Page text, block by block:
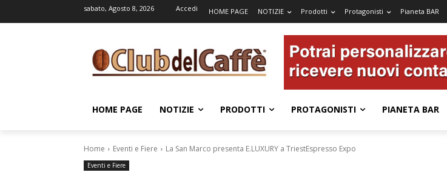
sabato, Agosto 8, 2026 Accedi HOME PAGE NOTIZIE Prodotti Protagonisti Pianeta BAR
HOME PAGE NOTIZIE PRODOTTI PROTAGONISTI PIANETA BAR
Home Eventi e Fiere La San Marco presenta E.LUXURY a TriestEspresso Expo
Eventi e Fiere